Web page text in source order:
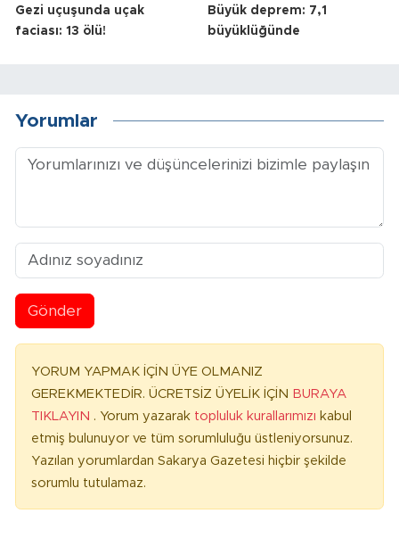
Gezi uçuşunda uçak
faciası: 13 ölü!
Büyük deprem: 7,1
büyüklüğünde
Yorumlar
Gönder
YORUM YAPMAK İÇİN ÜYE OLMANIZ
GEREKMEKTEDİR. ÜCRETSİZ ÜYELİK İÇİN BURAYA
TIKLAYIN . Yorum yazarak topluluk kurallarımızı kabul
etmiş bulunuyor ve tüm sorumluluğu üstleniyorsunuz.
Yazılan yorumlardan Sakarya Gazetesi hiçbir şekilde
sorumlu tutulamaz.